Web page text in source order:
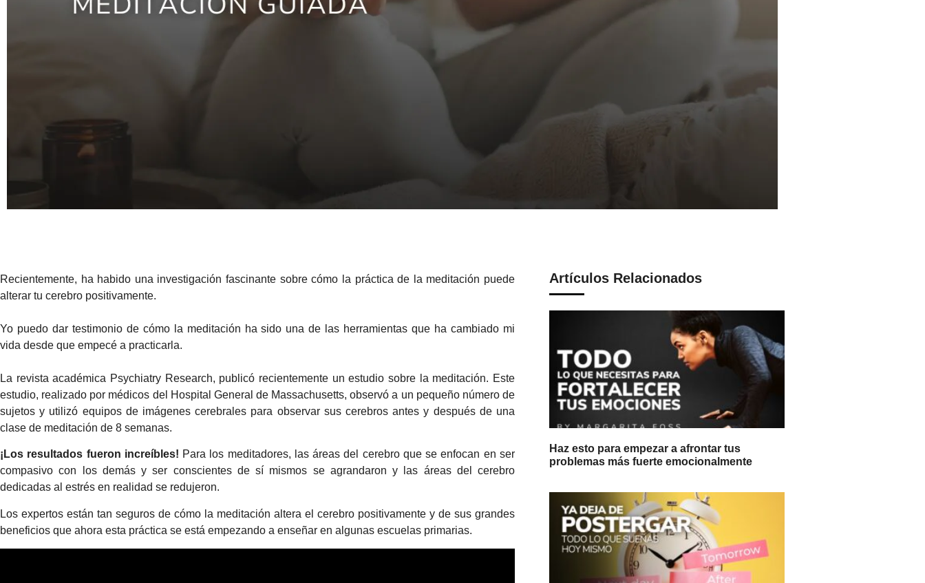
Recientemente, ha habido una investigación fascinante sobre cómo la práctica de la meditación puede
alterar tu cerebro positivamente.
Yo puedo dar testimonio de cómo la meditación ha sido una de las herramientas que ha cambiado mi
vida desde que empecé a practicarla.
La revista académica Psychiatry Research, publicó recientemente un estudio sobre la meditación. Este
estudio, realizado por médicos del Hospital General de Massachusetts, observó a un pequeño número de
sujetos y utilizó equipos de imágenes cerebrales para observar sus cerebros antes y después de una
clase de meditación de 8 semanas.
¡Los resultados fueron increíbles! Para los meditadores, las áreas del cerebro que se enfocan en ser
compasivo con los demás y ser conscientes de sí mismos se agrandaron y las áreas del cerebro
dedicadas al estrés en realidad se redujeron.
Los expertos están tan seguros de cómo la meditación altera el cerebro positivamente y de sus grandes
beneficios que ahora esta práctica se está empezando a enseñar en algunas escuelas primarias.
Artículos Relacionados
Haz esto para empezar a afrontar tus
problemas más fuerte emocionalmente